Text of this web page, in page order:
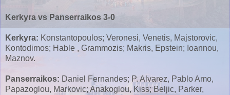
Kerkyra vs Panserraikos 3-0
Kerkyra: Konstantopoulos; Veronesi, Venetis, Majstorovic,
Kontodimos; Hable , Grammozis; Makris, Epstein; Ioannou,
Maznov.
Panserraikos: Daniel Fernandes; P. Alvarez, Pablo Amo,
Papazoglou, Markovic; Anakoglou, Kiss; Beljic, Parker,